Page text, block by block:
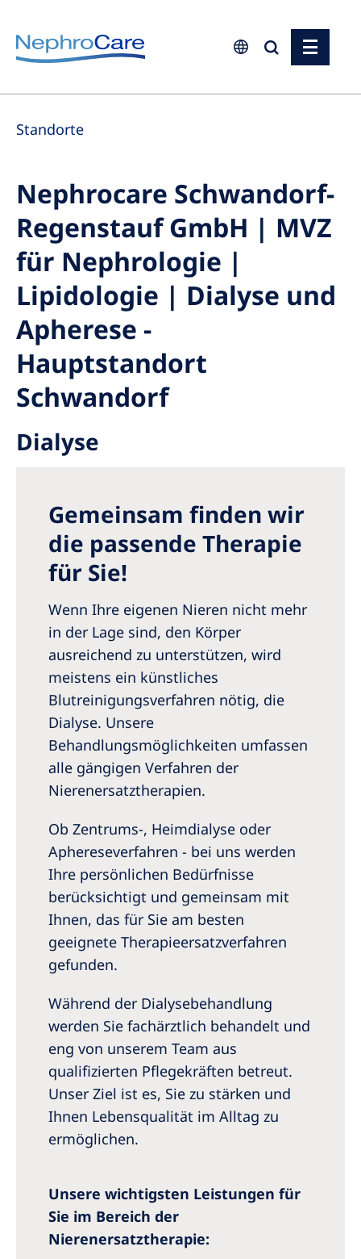
Europe
Czech Republic
Germany
Israel
Italy
Netherlands
Poland
Portugal
Romania
Russia
Serbia
Spain
Sweden
United Kingdom
Asia Pacific
Asia Pacific
Australia
Philippines
United States of America
NephroCare International
Global Website
Standorte
Nephrocare Schwandorf-
Regenstauf GmbH | MVZ
für Nephrologie |
Lipidologie | Dialyse und
Apherese -
Hauptstandort
Schwandorf
Dialyse
Gemeinsam finden wir
die passende Therapie
für Sie!
Wenn Ihre eigenen Nieren nicht mehr
in der Lage sind, den Körper
ausreichend zu unterstützen, wird
meistens ein künstliches
Blutreinigungsverfahren nötig, die
Dialyse. Unsere
Behandlungsmöglichkeiten umfassen
alle gängigen Verfahren der
Nierenersatztherapien.
Ob Zentrums-, Heimdialyse oder
Aphereseverfahren - bei uns werden
Ihre persönlichen Bedürfnisse
berücksichtigt und gemeinsam mit
Ihnen, das für Sie am besten
geeignete Therapieersatzverfahren
gefunden.
Während der Dialysebehandlung
werden Sie fachärztlich behandelt und
eng von unserem Team aus
qualifizierten Pflegekräften betreut.
Unser Ziel ist es, Sie zu stärken und
Ihnen Lebensqualität im Alltag zu
ermöglichen.
Unsere wichtigsten Leistungen für
Sie im Bereich der
Nierenersatztherapie: